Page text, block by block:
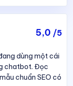
5,0 /5
dùng một cái
chatbot. Đọc
chuẩn SEO có